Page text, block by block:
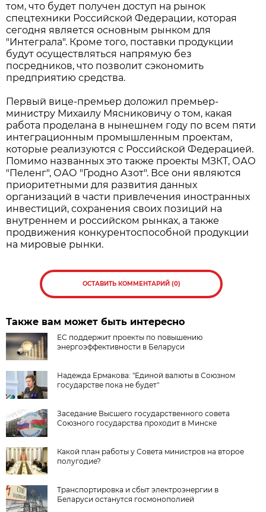
том, что будет получен доступ на рынок
спецтехники Российской Федерации, которая
сегодня является основным рынком для
"Интеграла". Кроме того, поставки продукции
будут осуществляться напрямую без
посредников, что позволит сэкономить
предприятию средства.
Первый вице-премьер доложил премьер-
министру Михаилу Мясниковичу о том, какая
работа проделана в нынешнем году по всем пяти
интеграционным промышленным проектам,
которые реализуются с Российской Федерацией.
Помимо названных это также проекты МЗКТ, ОАО
"Пеленг", ОАО "Гродно Азот". Все они являются
приоритетными для развития данных
организаций в части привлечения иностранных
инвестиций, сохранения своих позиций на
внутреннем и российском рынках, а также
продвижения конкурентоспособной продукции
на мировые рынки.
ОСТАВИТЬ КОММЕНТАРИЙ (0)
Также вам может быть интересно
ЕС поддержит проекты по повышению
энергоэффективности в Беларуси
Надежда Ермакова: "Единой валюты в Союзном
государстве пока не будет"
Заседание Высшего государственного совета
Союзного государства проходит в Минске
Какой план работы у Совета министров на второе
полугодие?
Транспортировка и сбыт электроэнергии в
Беларуси останутся госмонополией